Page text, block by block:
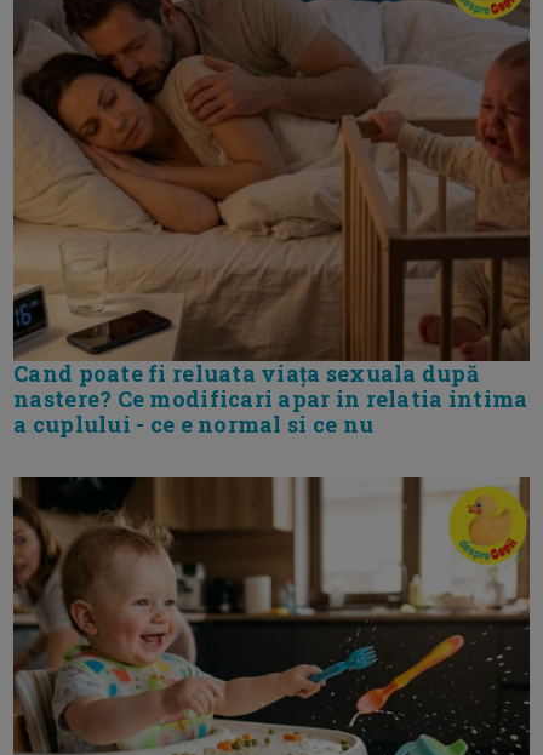
Cand poate fi reluata viața sexuala după
nastere? Ce modificari apar in relatia intima
a cuplului - ce e normal si ce nu